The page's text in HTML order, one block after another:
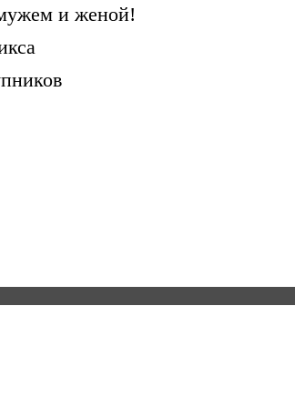
и женой!